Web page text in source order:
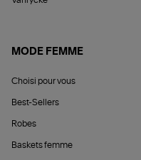
MODE FEMME
Choisi pour vous
Best-Sellers
Robes
Baskets femme